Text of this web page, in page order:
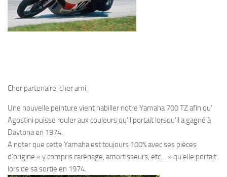
Cher partenaire, cher ami,
Une nouvelle peinture vient habiller notre Yamaha 700 TZ afin qu’
Agostini puisse rouler aux couleurs qu’il portait lorsqu’il a gagné à
Daytona en 1974.
A noter que cette Yamaha est toujours 100% avec ses pièces
d’origine « y compris carénage, amortisseurs, etc… » qu’elle portait
lors de sa sortie en 1974.